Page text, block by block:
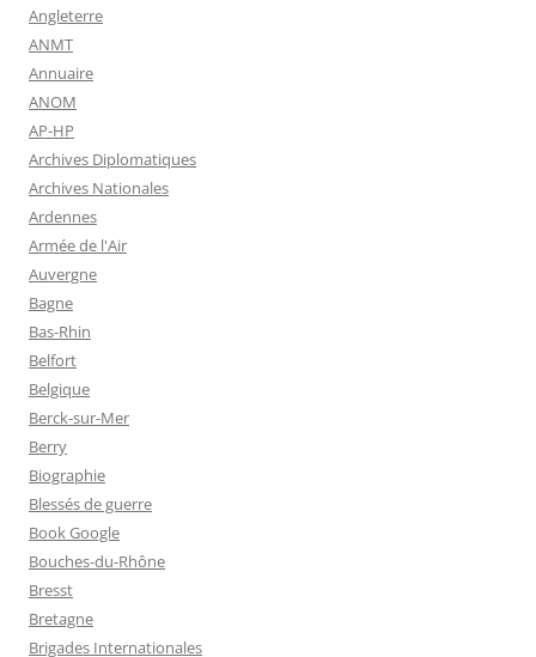
Angleterre
ANMT
Annuaire
ANOM
AP-HP
Archives Diplomatiques
Archives Nationales
Ardennes
Armée de l'Air
Auvergne
Bagne
Bas-Rhin
Belfort
Belgique
Berck-sur-Mer
Berry
Biographie
Blessés de guerre
Book Google
Bouches-du-Rhône
Bresst
Bretagne
Brigades Internationales